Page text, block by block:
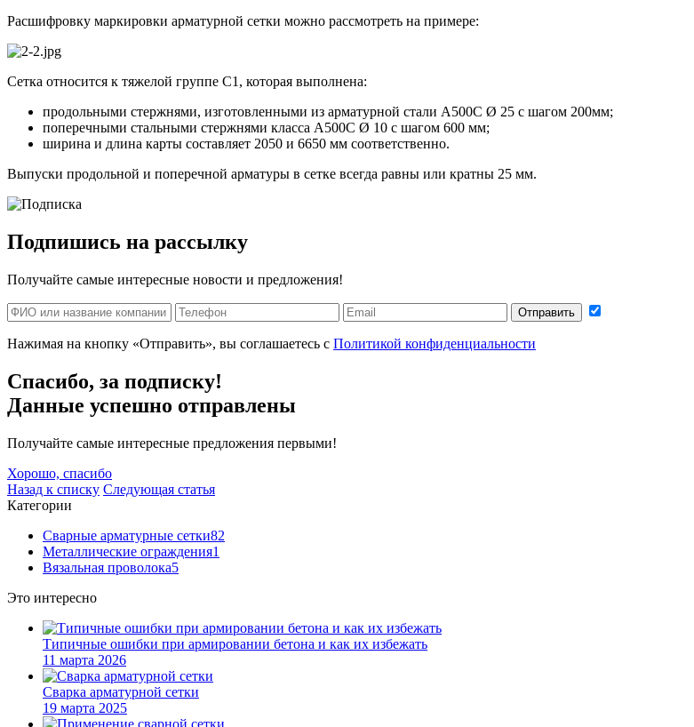
Расшифровку маркировки арматурной сетки можно рассмотреть на примере:
Сетка относится к тяжелой группе С1, которая выполнена:
продольными стержнями, изготовленными из арматурной стали А500С Ø 25 с шагом 200мм;
поперечными стальными стержнями класса А500С Ø 10 с шагом 600 мм;
ширина и длина карты составляет 2050 и 6650 мм соответственно.
Выпуски продольной и поперечной арматуры в сетке всегда равны или кратны 25 мм.
Подпишись на рассылку
Получайте самые интересные новости и предложения!
Отправить
Нажимая на кнопку «Отправить», вы соглашаетесь с Политикой конфиденциальности
Спасибо, за подписку!
Данные успешно отправлены
Получайте самые интересные предложения первыми!
Хорошо, спасибо
Назад к списку Следующая статья
Категории
Сварные арматурные сетки82
Металлические ограждения1
Вязальная проволока5
Это интересно
Типичные ошибки при армировании бетона и как их избежать
11 марта 2026
Сварка арматурной сетки
19 марта 2025